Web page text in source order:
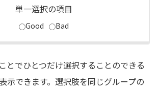
単一選択の項目
Good Bad
とでひとつだけ選択することのできる
示できます。選択肢を同じグループの